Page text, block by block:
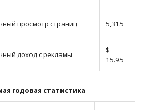
просмотр страниц 5,315
доход с рекламы
$
15.95
годовая статистика